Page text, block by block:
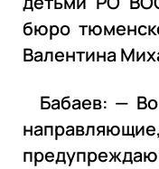
бюро
Валентина
Бабаев: —